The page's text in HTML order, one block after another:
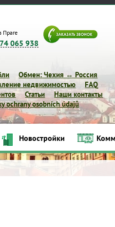
Праге
065 938
Обмен: Чехия ↔ Россия
недвижимостью
FAQ
Статьи
Наши контакты
ochrany osobních údajů
Новостройки
Новостройки